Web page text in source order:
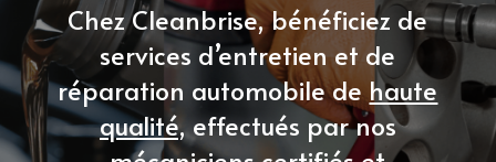
Chez Cleanbrise,bénéficiez de
services d’entretien et de
réparation automobile dehaute
qualité,effectués par nos